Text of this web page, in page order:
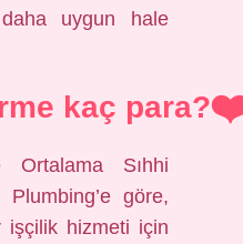
uygun hale
kaç para?
Ortalama Sıhhi
göre,
işçilik hizmeti için